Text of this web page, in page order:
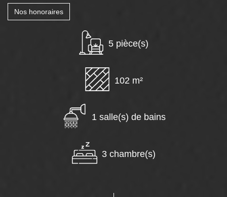
Nos honoraires
5 pièce(s)
102 m²
1 salle(s) de bains
3 chambre(s)